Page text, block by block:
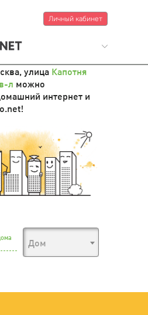
Личный кабинет
улица Капотня
л можно
интернет и
Дом